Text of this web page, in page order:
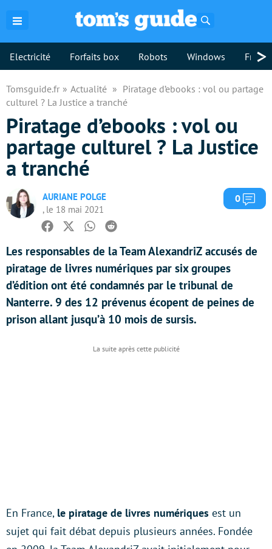
Electricité Forfaits box Robots Windows >
Tomsguide.fr Actualité
Piratage d’ebooks : vol ou partage
culturel ? La Justice a tranché
Piratage d’ebooks : vol ou
partage culturel ? La Justice
a tranché
AURIANE POLGE
, le 18 mai 2021
0
Facebook
TwitterWhatsapp
Reddit
Les responsables de la Team AlexandriZ accusés de
piratage de livres numériques par six groupes
d’édition ont été condamnés par le tribunal de
Nanterre. 9 des 12 prévenus écopent de peines de
prison allant jusqu’à 10 mois de sursis.
En France, le piratage de livres numériques est un
sujet qui fait débat depuis plusieurs années. Fondée